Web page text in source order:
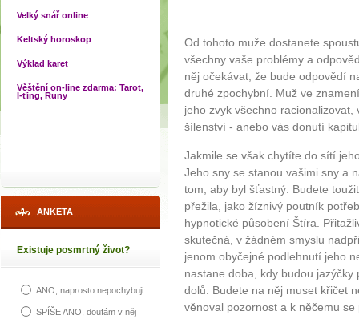
Velký snář online
Keltský horoskop
Výklad karet
Věštění on-line zdarma: Tarot,
I-ťing, Runy
ANKETA
Existuje posmrtný život?
ANO, naprosto nepochybuji
SPÍŠE ANO, doufám v něj
Od tohoto muže dostanete
všechny vaše problémy a
něj očekávat, že bude odpovědí
druhé zpochybní. Muž ve
jeho zvyk všechno
šílenství - anebo vás donutí
Jakmile se však chytíte do sítí
Jeho sny se stanou vašimi sny a
tom, aby byl šťastný. Budete
přežila, jako žíznivý poutník
hypnotické působení Štíra.
skutečná, v žádném smyslu
jenom obyčejné podlehnutí jeho
nastane doba, kdy budou
dolů. Budete na něj muset křičet
věnoval pozornost a k něčemu se